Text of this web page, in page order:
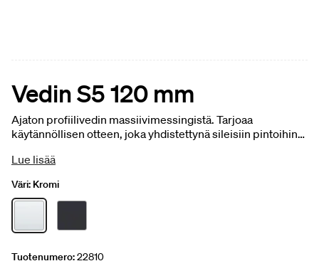
Vedin S5 120 mm
Ajaton profiilivedin massiivimessingistä. Tarjoaa
käytännöllisen otteen, joka yhdistettynä sileisiin pintoihin
Lue lisää
Väri: Kromi
Tuotenumero:22810